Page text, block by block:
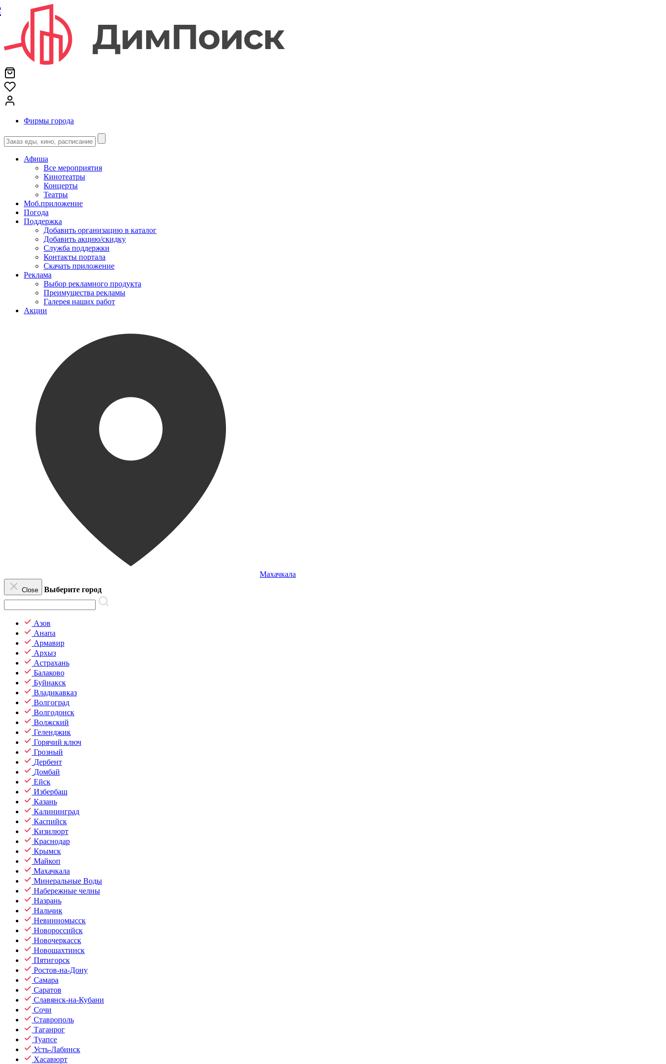
Фирмы города
Афиша
Все мероприятия
Кинотеатры
Концерты
Театры
Моб.приложение
Погода
Поддержка
Добавить организацию в каталог
Добавить акцию/скидку
Служба поддержки
Контакты портала
Скачать приложение
Реклама
Выбор рекламного продукта
Преимущества рекламы
Галерея наших работ
Акции
Махачкала
Close Выберите город
Азов
Анапа
Армавир
Архыз
Астрахань
Балаково
Буйнакск
Владикавказ
Волгоград
Волгодонск
Волжский
Геленджик
Горячий ключ
Грозный
Дербент
Домбай
Ейск
Избербаш
Казань
Калининград
Каспийск
Кизилюрт
Краснодар
Крымск
Майкоп
Махачкала
Минеральные Воды
Набережные челны
Назрань
Нальчик
Невинномысск
Новороссийск
Новочеркасск
Новошахтинск
Пятигорск
Ростов-на-Дону
Самара
Саратов
Славянск-на-Кубани
Сочи
Ставрополь
Таганрог
Туапсе
Усть-Лабинск
Хасавюрт